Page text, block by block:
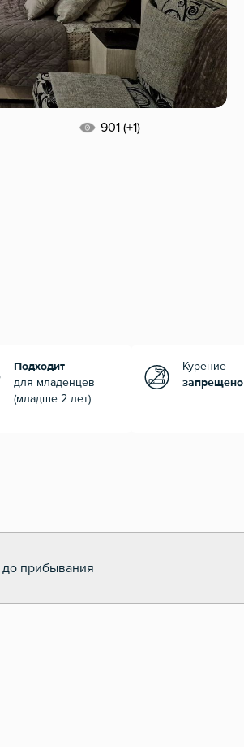
901 (+1)
Подходит
для младенцев
(младше 2 лет)
Курение
запрещено
до прибывания